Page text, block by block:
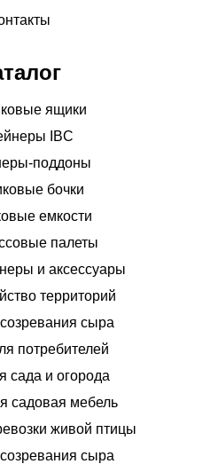
ящики
IBC
поддоны
бочки
емкости
палеты
и аксессуары
территорий
сыра
потребителей
сада и огорода
садовая мебель
живой птицы
сыра